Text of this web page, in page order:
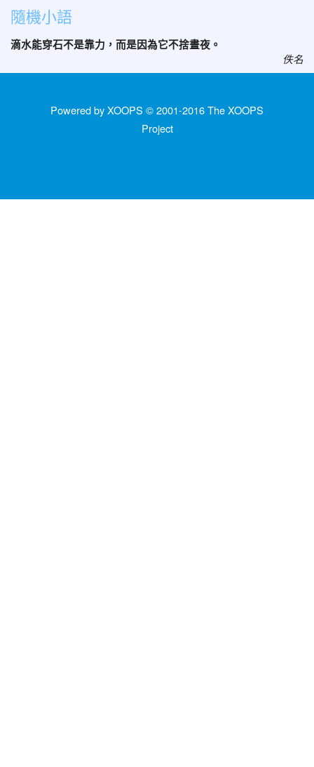
隨機小語
滴水能穿石不是靠力，而是因為它不捨晝夜。
佚名
Powered by XOOPS © 2001-2016The XOOPS
Project